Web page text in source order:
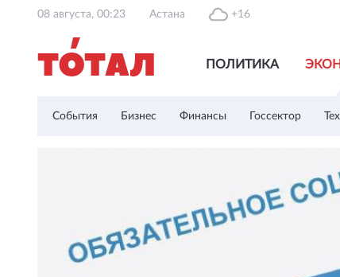
08 августа, 00:23 Астана +16
ПОЛИТИКА
События Бизнес Финансы Госсектор